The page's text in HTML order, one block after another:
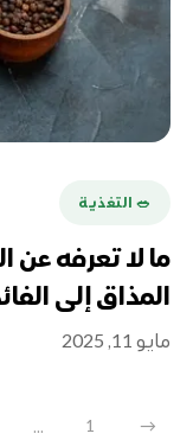
🥗 التغذية
ما لا تعرفه عن
المذاق إلى
مايو 11, 2025
→
1
...